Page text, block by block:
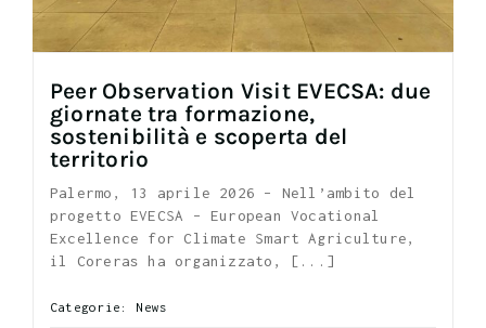
Peer Observation Visit EVECSA: due
giornate tra formazione,
sostenibilità e scoperta del
territorio
Palermo, 13 aprile 2026 – Nell’ambito del
progetto EVECSA – European Vocational
Excellence for Climate Smart Agriculture,
il Coreras ha organizzato, [...]
Categorie: News